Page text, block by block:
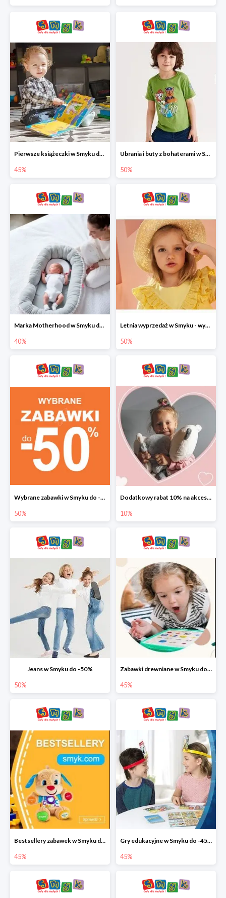
Pierwsze książeczki w Smyku do -45%
45%
Ubrania i buty z bohaterami w Smyku do -50%
50%
Marka Motherhood w Smyku do -40%
40%
Letnia wyprzedaż w Smyku - wybrane ubrania i buty do -50%
50%
Wybrane zabawki w Smyku do -50%
50%
Dodatkowy rabat 10% na akcesoria dziecięce
10%
Jeans w Smyku do -50%
50%
Zabawki drewniane w Smyku do -45%
45%
Bestsellery zabawek w Smyku do -45%
45%
Gry edukacyjne w Smyku do -45%
45%